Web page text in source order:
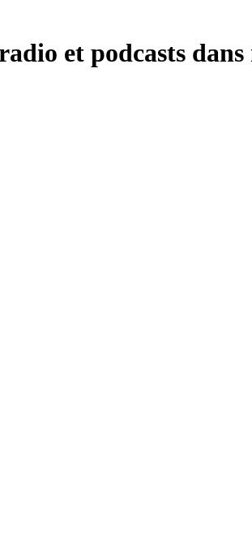
et podcasts